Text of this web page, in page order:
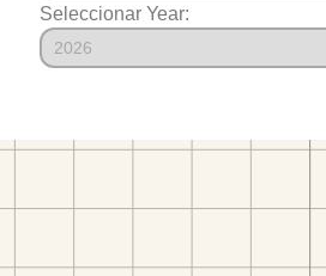
Seleccionar Year: